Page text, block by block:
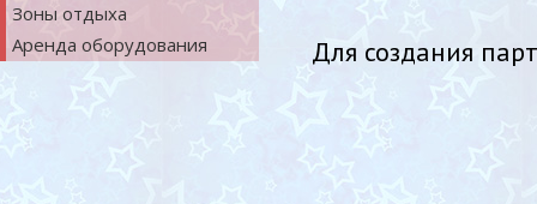
Зоны отдыха
Аренда оборудования
Для создания